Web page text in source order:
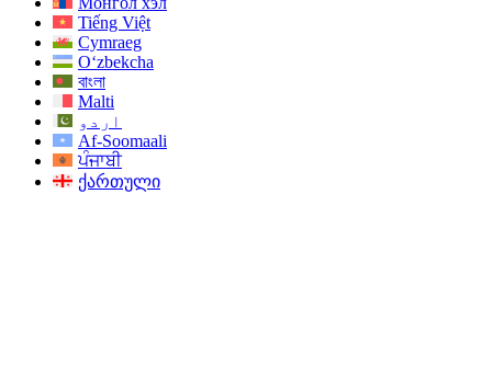
Tiếng Việt
Cymraeg
O‘zbekcha
বাংলা
Malti
اردو
Af-Soomaali
ਪੰਜਾਬੀ
ქართული